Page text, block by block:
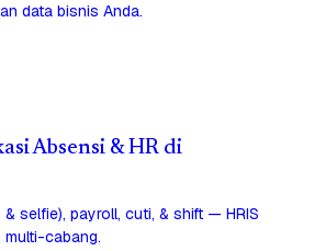
data bisnis Anda.
Absensi & HR di
selfie), payroll, cuti, & shift — HRIS
cabang.